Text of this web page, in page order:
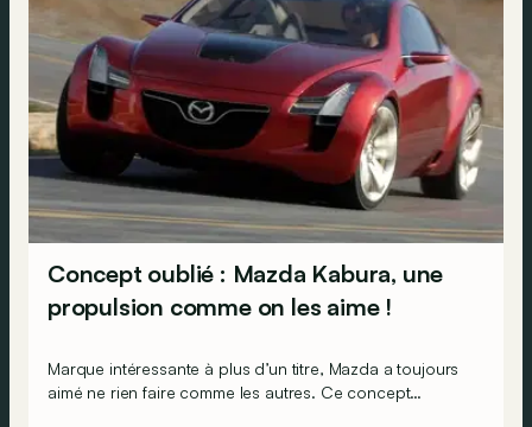
Concept oublié : Mazda Kabura, une
propulsion comme on les aime !
Marque intéressante à plus d’un titre, Mazda a toujours
aimé ne rien faire comme les autres. Ce concept